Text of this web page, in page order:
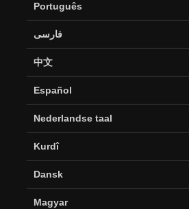
Português
فارسی
中文
Español
Nederlandse taal
Kurdî
Dansk
Magyar